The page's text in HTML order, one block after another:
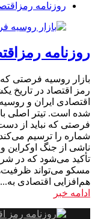
روزنامه رمزاقتصاد سه
روزنامه رمزاقتصاد
بازار روسیه فرصتی
اقتصادی ایران و
شده است. تیتر اصلی
فرصتی که نباید از
شماره را ترسیم
ناشی از جنگ اوکراین
تأکید می‌شود که در
مسکو می‌تواند
هم‌افزایی اقتصادی به...
ادامه خبر